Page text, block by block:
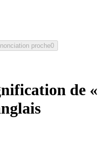
proche0
de «